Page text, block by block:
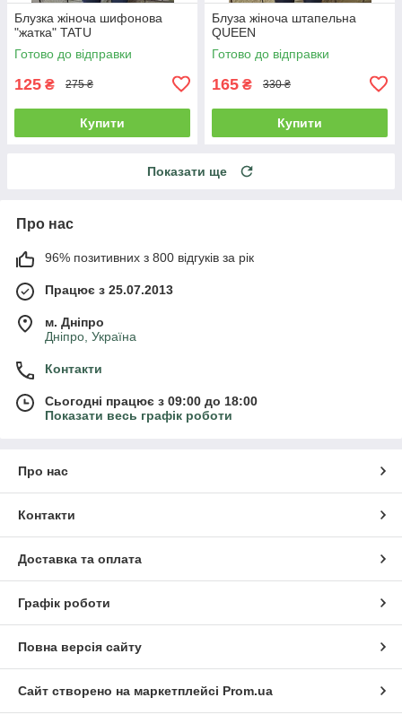
Блузка жіноча шифонова
"жатка" TATU
Готово до відправки
125 ₴ 275 ₴
Купити
Блуза жіноча штапельна
QUEEN
Готово до відправки
165 ₴ 330 ₴
Купити
Показати ще
Про нас
96% позитивних з 800 відгуків за рік
Працює з 25.07.2013
м. Дніпро
Дніпро, Україна
Контакти
Сьогодні працює з 09:00 до 18:00
Показати весь графік роботи
Про нас
Контакти
Доставка та оплата
Графік роботи
Повна версія сайту
Сайт створено на маркетплейсі Prom.ua